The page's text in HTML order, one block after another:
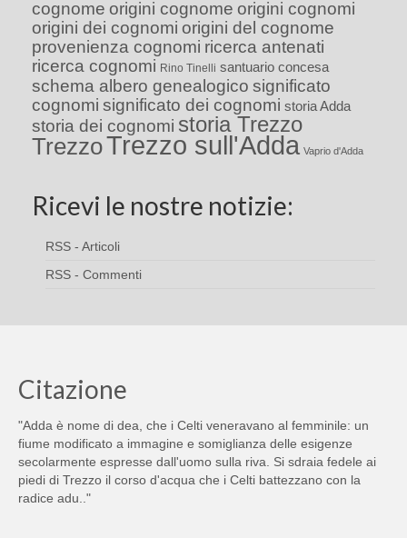
cognome origini cognome origini cognomi
origini dei cognomi origini del cognome
provenienza cognomi ricerca antenati
ricerca cognomi Rino Tinelli santuario concesa
schema albero genealogico significato
cognomi significato dei cognomi storia Adda
storia dei cognomi storia Trezzo
TrezzoTrezzo sull'Adda Vaprio d'Adda
Ricevi le nostre notizie:
RSS - Articoli
RSS - Commenti
Citazione
"Adda è nome di dea, che i Celti veneravano al femminile: un
fiume modificato a immagine e somiglianza delle esigenze
secolarmente espresse dall'uomo sulla riva. Si sdraia fedele ai
piedi di Trezzo il corso d'acqua che i Celti battezzano con la
radice adu.."